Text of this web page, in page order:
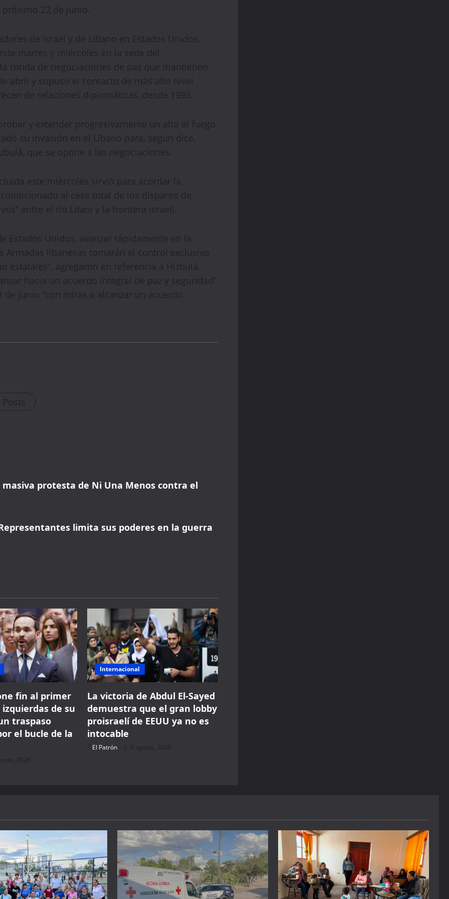
22 de junio.
de Israel y de Líbano en Estados Unidos,
martes y miércoles en la sede del
ronda de negociaciones de paz que mantienen
abril y supuso el contacto de más alto nivel
de relaciones diplomáticas, desde 1993.
y extender progresivamente un alto el fuego
su invasión en el Líbano para, según dice,
que se opone a las negociaciones.
este miércoles sirvió para acordar la
al cese total de los disparos de
entre el río Litani y la frontera israelí.
Estados Unidos, avanzar rápidamente en la
Armadas libanesas tomarán el control exclusivo
agregaron en referencia a Hizbulá.
hacia un acuerdo integral de paz y seguridad”
junio “con miras a alcanzar un acuerdo
protesta de Ni Una Menos contra el
limita sus poderes en la guerra
fin al primer
de su
traspaso
el bucle de la
2026
Internacional
La victoria de Abdul El-Sayed
demuestra que el gran lobby
proisraelí de EEUU ya no es
intocable
El Patrón 6 agosto, 2026
reservation. No promo code needed — discount applies
PROMO CODE WELCOME15
1,729 people booked today
Book with Discount →
* Offer valid for first-time bookings up to $3,000. Applies to all payment
cards. Limited availability.